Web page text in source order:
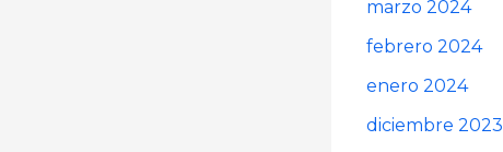
marzo 2024
febrero 2024
enero 2024
diciembre 2023